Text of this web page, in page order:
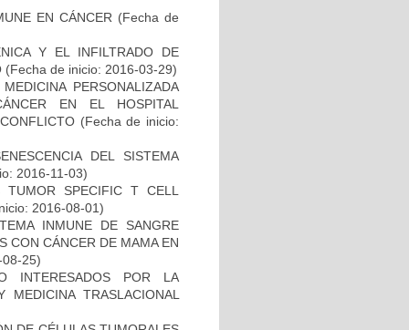
EN CÁNCER (Fecha de
Y EL INFILTRADO DE
(Fecha de inicio: 2016-03-29)
PERSONALIZADA
EN EL HOSPITAL
(Fecha de inicio:
DEL SISTEMA
2016-11-03)
TUMOR SPECIFIC T CELL
2016-08-01)
INMUNE DE SANGRE
CON CÁNCER DE MAMA EN
25)
INTERESADOS POR LA
TRASLACIONAL